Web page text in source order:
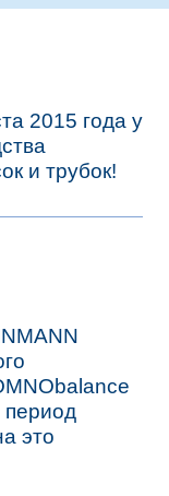
2015 года у
и трубок!
это